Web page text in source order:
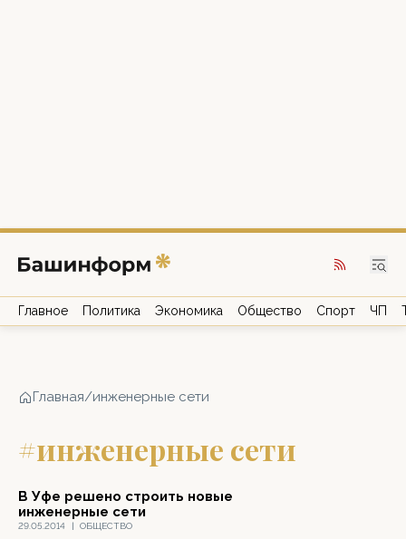
Главное Политика Экономика Общество Спорт ЧП
Главная/инженерные сети
#инженерные сети
29.05.2014 | ОБЩЕСТВО
В Уфе решено строить новые
инженерные сети